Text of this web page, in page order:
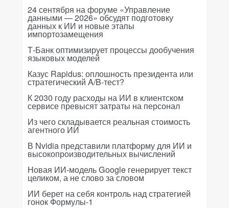
24 сентября на форуме «Управление
данными — 2026» обсудят подготовку
данных к ИИ и новые этапы
импортозамещения
Т-Банк оптимизирует процессы дообучения
языковых моделей
Казус Rapidus: оплошность президента или
стратегический A/B-тест?
К 2030 году расходы на ИИ в клиентском
сервисе превысят затраты на персонал
Из чего складывается реальная стоимость
агентного ИИ
В Nvidia представили платформу для ИИ и
высокопроизводительных вычислений
Новая ИИ-модель Google генерирует текст
целиком, а не слово за словом
ИИ берет на себя контроль над стратегией
гонок Формулы-1